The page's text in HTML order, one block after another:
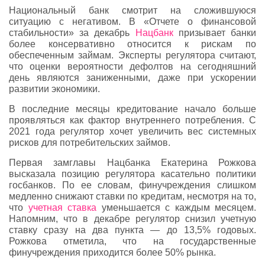
Национальный банк смотрит на сложившуюся
ситуацию с негативом. В «Отчете о финансовой
стабильности» за декабрь
Нацбанкпризывает банки
более консервативно относится к рискам по
обеспеченным займам. Эксперты регулятора считают,
что оценки вероятности дефолтов на сегодняшний
день являются заниженными, даже при ускорении
развитии экономики.
В последние месяцы кредитование начало больше
проявляться как фактор внутреннего потребления. С
2021 года регулятор хочет увеличить вес системных
рисков для потребительских займов.
Первая замглавы Нацбанка Екатерина Рожкова
высказала позицию регулятора касательно политики
госбанков. По ее словам, финучреждения слишком
медленно снижают ставки по кредитам, несмотря на то,
что учетная ставка уменьшается с каждым месяцем.
Напомним, что в декабре регулятор снизил учетную
ставку сразу на два пункта — до 13,5% годовых.
Рожкова отметила, что на государственные
финучреждения приходится более 50% рынка.